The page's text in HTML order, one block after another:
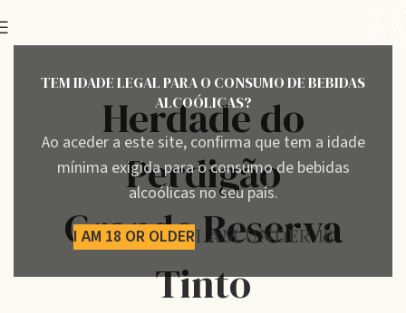
TEM IDADE LEGAL PARA O CONSUMO DE BEBIDAS
ALCOÓLICAS?
Ao aceder a este site, confirma que tem a idade
mínima exigida para o consumo de bebidas
alcoólicas no seu país.
I AM 18 OR OLDERI AM UNDER 18
Herdade do
Perdigão
Grande Reserva
Tinto